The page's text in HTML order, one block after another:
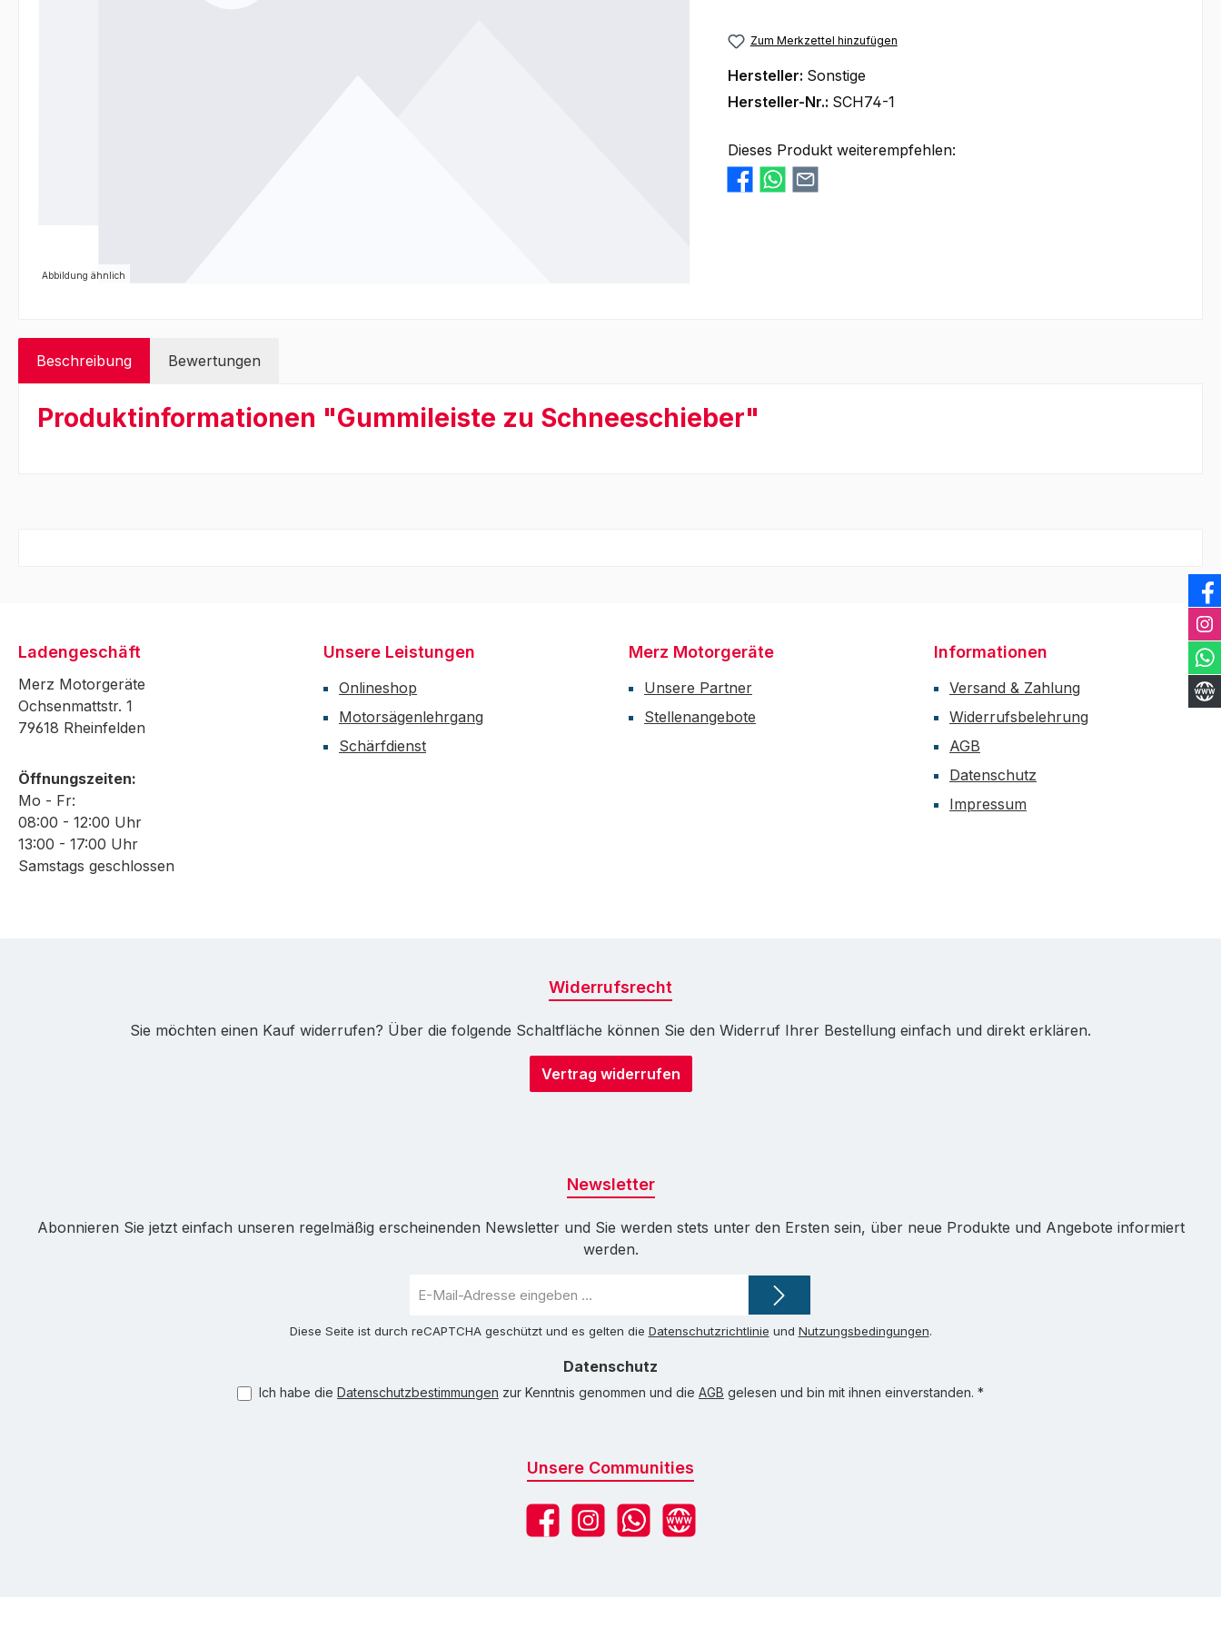
Abbildung ähnlich
Zum Merkzettel hinzufügen
Hersteller: Sonstige
Hersteller-Nr.: SCH74-1
Dieses Produkt weiterempfehlen:
Beschreibung Bewertungen
Produktinformationen "Gummileiste zu Schneeschieber"
Ladengeschäft
Merz Motorgeräte
Ochsenmattstr. 1
79618 Rheinfelden
Öffnungszeiten:
Mo - Fr:
08:00 - 12:00 Uhr
13:00 - 17:00 Uhr
Samstags geschlossen
Unsere Leistungen
Onlineshop
Motorsägenlehrgang
Schärfdienst
Merz Motorgeräte
Unsere Partner
Stellenangebote
Informationen
Versand & Zahlung
Widerrufsbelehrung
AGB
Datenschutz
Impressum
Widerrufsrecht
Sie möchten einen Kauf widerrufen? Über die folgende Schaltfläche können Sie den Widerruf Ihrer Bestellung einfach und direkt erklären.
Vertrag widerrufen
Newsletter
Abonnieren Sie jetzt einfach unseren regelmäßig erscheinenden Newsletter und Sie werden stets unter den Ersten sein, über neue Produkte und Angebote informiert
werden.
Mail-
Diese Seite ist durch reCAPTCHA geschützt und es gelten die Datenschutzrichtlinie und Nutzungsbedingungen.
Datenschutz
Ich habe die Datenschutzbestimmungen zur Kenntnis genommen und die AGB gelesen und bin mit ihnen einverstanden. *
Unsere Communities
FacebookInstagramWhatsApp
Website